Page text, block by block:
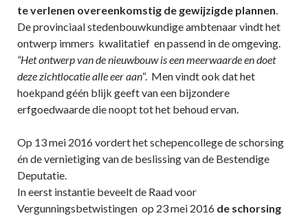
te verlenen overeenkomstig de gewijzigde plannen.
De provinciaal stedenbouwkundige ambtenaar vindt het
ontwerp immers kwalitatief en passend in de omgeving.
“Het ontwerp van de nieuwbouw is een meerwaarde en doet
deze zichtlocatie alle eer aan“. Men vindt ook dat het
hoekpand géén blijk geeft van een bijzondere
erfgoedwaarde die noopt tot het behoud ervan.
Op 13 mei 2016 vordert het schepencollege de schorsing
én de vernietiging van de beslissing van de Bestendige
Deputatie.
In eerst instantie beveelt de Raad voor
Vergunningsbetwistingen op 23 mei 2016 de schorsing